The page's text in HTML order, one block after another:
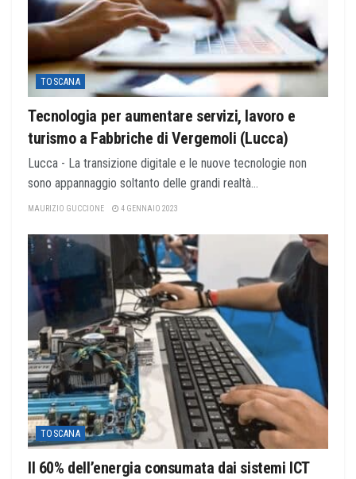
TOSCANA
Tecnologia per aumentare servizi, lavoro e
turismo a Fabbriche di Vergemoli (Lucca)
Lucca - La transizione digitale e le nuove tecnologie non
sono appannaggio soltanto delle grandi realtà...
MAURIZIO GUCCIONE 4 GENNAIO 2023
TOSCANA
Il 60% dell’energia consumata dai sistemi ICT